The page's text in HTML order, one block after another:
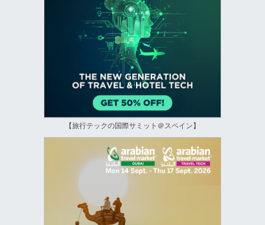
【旅行テックの国際サミット＠スペイン】